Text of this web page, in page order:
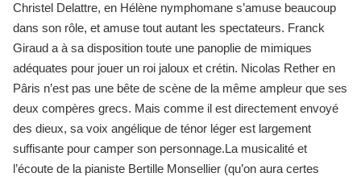
Christel Delattre, en Hélène nymphomane s’amuse beaucoup
dans son rôle, et amuse tout autant les spectateurs. Franck
Giraud a à sa disposition toute une panoplie de mimiques
adéquates pour jouer un roi jaloux et crétin. Nicolas Rether en
Pâris n’est pas une bête de scène de la même ampleur que ses
deux compères grecs. Mais comme il est directement envoyé
des dieux, sa voix angélique de ténor léger est largement
suffisante pour camper son personnage.La musicalité et
l’écoute de la pianiste Bertille Monsellier (qu’on aura certes